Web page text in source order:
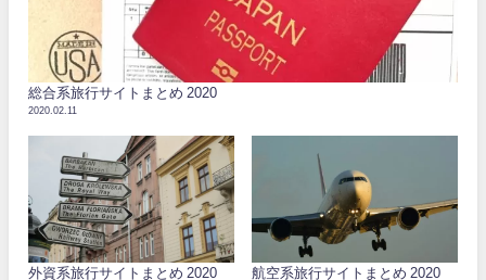
総合系旅行サイトまとめ 2020
2020.02.11
外資系旅行サイトまとめ 2020 航空系旅行サイトまとめ 2020